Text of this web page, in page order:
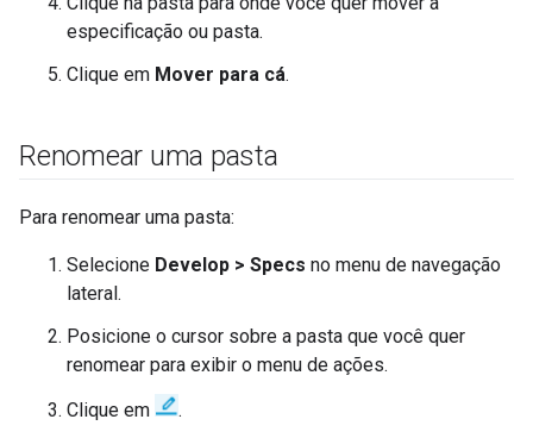
especificação ou pasta.
Clique em Mover para cá.
Renomear uma pasta
Para renomear uma pasta:
Selecione Develop > Specs no menu de navegação
lateral.
Posicione o cursor sobre a pasta que você quer
renomear para exibir o menu de ações.
Clique em
.